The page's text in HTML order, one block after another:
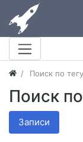
Поиск по
Поиск
Записи